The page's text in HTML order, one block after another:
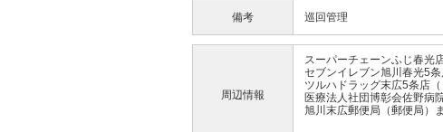
備考 巡回管理
周辺情報
スーパーチェーンふじ春光
セブンイレブン旭川春光5
ツルハドラッグ末広5条店
医療法人社団博彰会佐野病
旭川末広郵便局（郵便局）